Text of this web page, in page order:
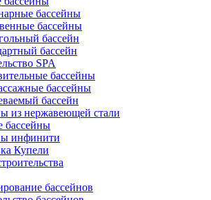
бассейны
бассейны
бассейн
бассейн
SPA
бассейны
бассейны
бассейн
из нержавеющей стали
бассейны
инфинити
Купели
бассейнов